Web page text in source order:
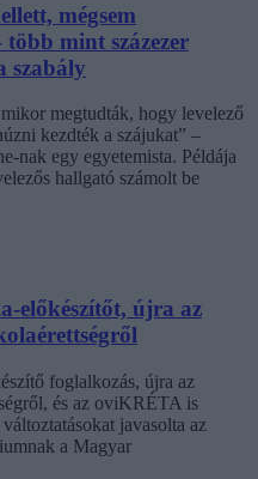
mégsem
mint százezer
szabály
megtudták, hogy levelező
kezdték a szájukat” –
nak egy egyetemista. Példája
hallgató számolt be
előkészítőt, újra az
foglalkozás, újra az
és az oviKRÉTA is
javasolta az
a Magyar